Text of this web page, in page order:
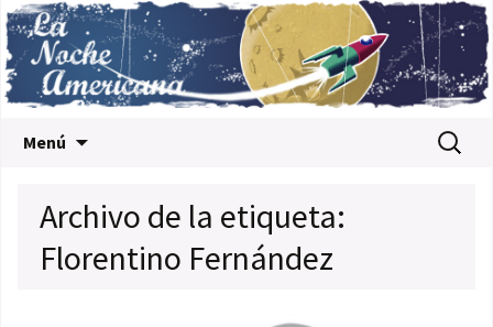
Menú Buscar:
Archivo de la etiqueta:
Florentino Fernández